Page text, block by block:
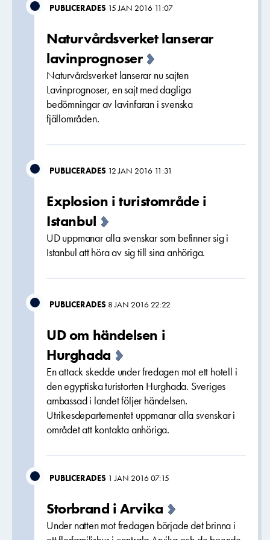
PUBLICERADES 15 JAN 2016 11:07
Naturvårdsverket lanserar
lavinprognoser
Naturvårdsverket lanserar nu sajten
Lavinprognoser, en sajt med dagliga
bedömningar av lavinfaran i svenska
fjällområden.
PUBLICERADES 12 JAN 2016 11:31
Explosion i turistområde i
Istanbul
UD uppmanar alla svenskar som befinner sig i
Istanbul att höra av sig till sina anhöriga.
PUBLICERADES 8 JAN 2016 22:22
UD om händelsen i
Hurghada
En attack skedde under fredagen mot ett hotell i
den egyptiska turistorten Hurghada. Sveriges
ambassad i landet följer händelsen.
Utrikesdepartementet uppmanar alla svenskar i
området att kontakta anhöriga.
PUBLICERADES 1 JAN 2016 07:15
Storbrand i Arvika
Under natten mot fredagen började det brinna i